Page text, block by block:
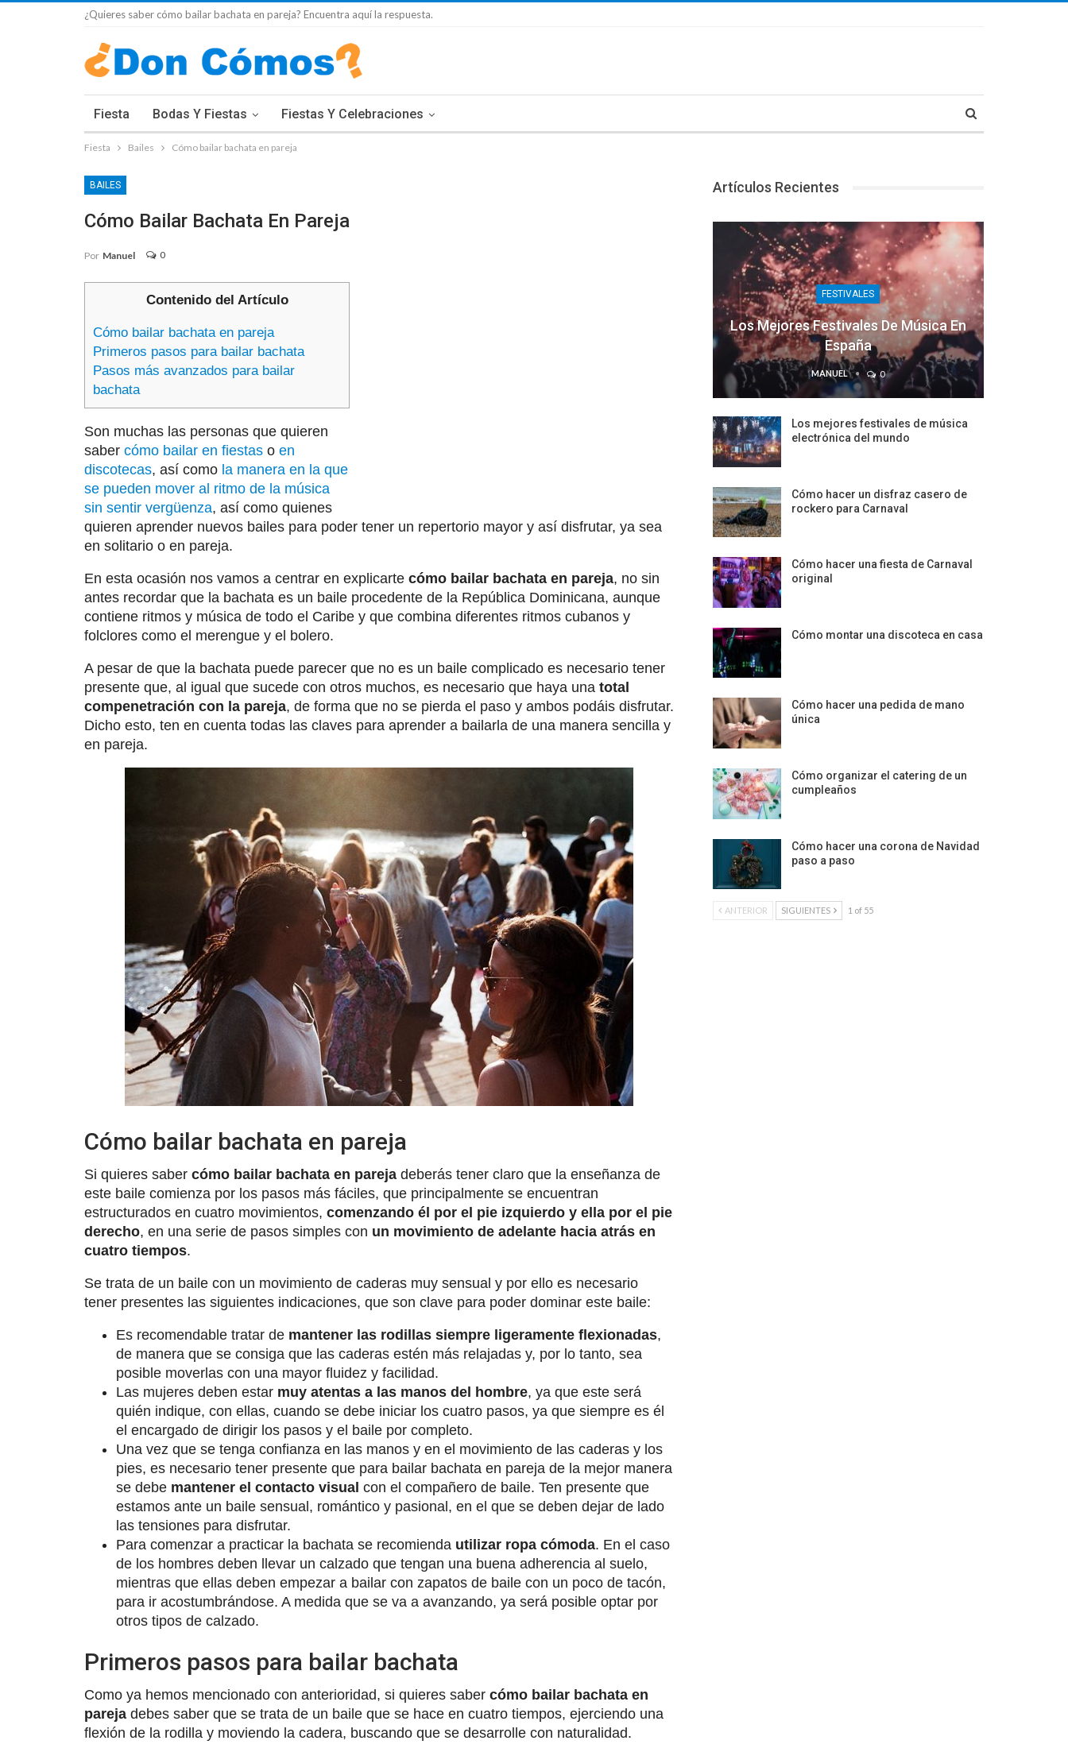
¿Quieres saber cómo bailar bachata en pareja? Encuentra aquí la respuesta.
Fiesta Bodas Y Fiestas Fiestas Y Celebraciones
Fiesta Bailes Cómo bailar bachata en pareja
BAILES
Cómo Bailar Bachata En Pareja
Por Manuel 0
Contenido del Artículo
Cómo bailar bachata en pareja
Primeros pasos para bailar bachata
Pasos más avanzados para bailar
bachata
Son muchas las personas que quieren
saber cómo bailar en fiestas o en
discotecas, así como la manera en la que
se pueden mover al ritmo de la música
sin sentir vergüenza, así como quienes
quieren aprender nuevos bailes para poder tener un repertorio mayor y así disfrutar, ya sea
en solitario o en pareja.
En esta ocasión nos vamos a centrar en explicarte cómo bailar bachata en pareja, no sin
antes recordar que la bachata es un baile procedente de la República Dominicana, aunque
contiene ritmos y música de todo el Caribe y que combina diferentes ritmos cubanos y
folclores como el merengue y el bolero.
A pesar de que la bachata puede parecer que no es un baile complicado es necesario tener
presente que, al igual que sucede con otros muchos, es necesario que haya una total
compenetración con la pareja, de forma que no se pierda el paso y ambos podáis disfrutar.
Dicho esto, ten en cuenta todas las claves para aprender a bailarla de una manera sencilla y
en pareja.
Cómo bailar bachata en pareja
Si quieres saber cómo bailar bachata en pareja deberás tener claro que la enseñanza de
este baile comienza por los pasos más fáciles, que principalmente se encuentran
estructurados en cuatro movimientos, comenzando él por el pie izquierdo y ella por el pie
derecho, en una serie de pasos simples con un movimiento de adelante hacia atrás en
cuatro tiempos.
Se trata de un baile con un movimiento de caderas muy sensual y por ello es necesario
tener presentes las siguientes indicaciones, que son clave para poder dominar este baile:
Es recomendable tratar de mantener las rodillas siempre ligeramente flexionadas,
de manera que se consiga que las caderas estén más relajadas y, por lo tanto, sea
posible moverlas con una mayor fluidez y facilidad.
Las mujeres deben estar muy atentas a las manos del hombre, ya que este será
quién indique, con ellas, cuando se debe iniciar los cuatro pasos, ya que siempre es él
el encargado de dirigir los pasos y el baile por completo.
Una vez que se tenga confianza en las manos y en el movimiento de las caderas y los
pies, es necesario tener presente que para bailar bachata en pareja de la mejor manera
se debe mantener el contacto visual con el compañero de baile. Ten presente que
estamos ante un baile sensual, romántico y pasional, en el que se deben dejar de lado
las tensiones para disfrutar.
Para comenzar a practicar la bachata se recomienda utilizar ropa cómoda. En el caso
de los hombres deben llevar un calzado que tengan una buena adherencia al suelo,
mientras que ellas deben empezar a bailar con zapatos de baile con un poco de tacón,
para ir acostumbrándose. A medida que se va a avanzando, ya será posible optar por
otros tipos de calzado.
Primeros pasos para bailar bachata
Como ya hemos mencionado con anterioridad, si quieres saber cómo bailar bachata en
pareja debes saber que se trata de un baile que se hace en cuatro tiempos, ejerciendo una
flexión de la rodilla y moviendo la cadera, buscando que se desarrolle con naturalidad.
Artículos Recientes
FESTIVALES
Los Mejores Festivales De Música En
España
MANUEL 0
Los mejores festivales de música
electrónica del mundo
Cómo hacer un disfraz casero de
rockero para Carnaval
Cómo hacer una fiesta de Carnaval
original
Cómo montar una discoteca en casa
Cómo hacer una pedida de mano
única
Cómo organizar el catering de un
cumpleaños
Cómo hacer una corona de Navidad
paso a paso
ANTERIOR SIGUIENTES 1 of 55